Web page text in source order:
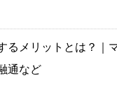
るメリットとは？｜
通など